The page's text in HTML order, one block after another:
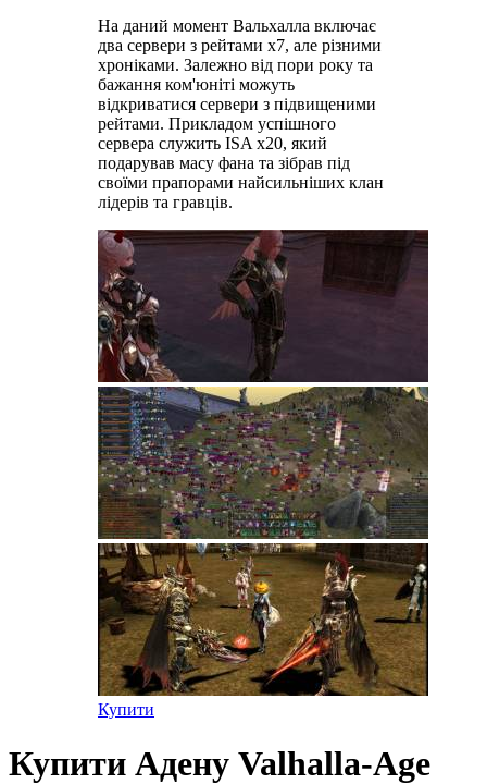
На даний момент Вальхалла включає
два сервери з рейтами х7, але різними
хроніками. Залежно від пори року та
бажання ком'юніті можуть
відкриватися сервери з підвищеними
рейтами. Прикладом успішного
сервера служить ISA x20, який
подарував масу фана та зібрав під
своїми прапорами найсильніших клан
лідерів та гравців.
Купити
Купити Адену Valhalla-Age